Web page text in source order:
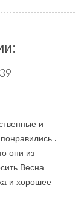
и
.
они из
Весна
и хорошее